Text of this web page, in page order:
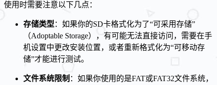
使用时需要注意以下几点：
存储类型 ：如果你的SD卡格式化为了“可采用存储”
（Adoptable Storage），有可能无法直接访问，需要在手
机设置中更改安装位置，或者重新格式化为“可移动存
储”才能进行测试。
文件系统限制 ：如果你使用的是FAT或FAT32文件系统，